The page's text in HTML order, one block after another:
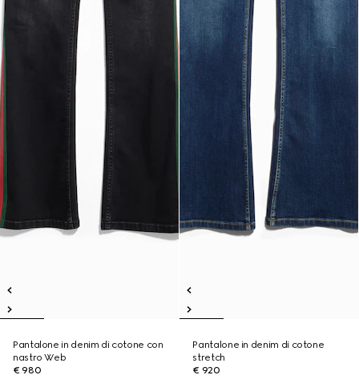
Pantalone in denim di cotone con
nastro Web
€ 980
Pantalone in denim di cotone
stretch
€ 920